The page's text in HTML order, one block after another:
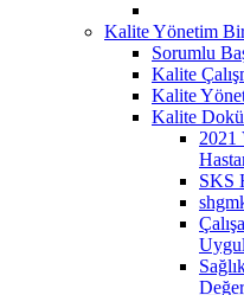
Kalite Yönetim
Sorumlu
Kalite
Kalite
Kalite
2021
SKS